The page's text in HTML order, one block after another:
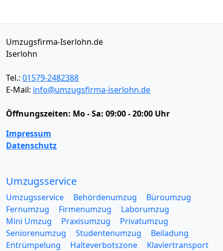
Umzugsfirma-Iserlohn.de
Iserlohn
Tel.: 01579-2482388
E-Mail: info@umzugsfirma-iserlohn.de
Öffnungszeiten: Mo - Sa: 09:00 - 20:00 Uhr
Impressum
Datenschutz
Umzugsservice
Umzugsservice Behördenumzug
Büroumzug
Fernumzug
Firmenumzug
Laborumzug
Mini Umzug
Praxisumzug
Privatumzug
Seniorenumzug
Studentenumzug
Beiladung
Entrümpelung
Halteverbotszone
Klaviertransport